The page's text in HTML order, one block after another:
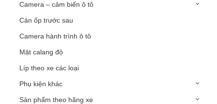
Camera – cảm biến ô tô
Cản ốp trước sau
Camera hành trình ô tô
Mặt calang độ
Líp theo xe các loại
Phụ kiện khác
Sản phẩm theo hãng xe